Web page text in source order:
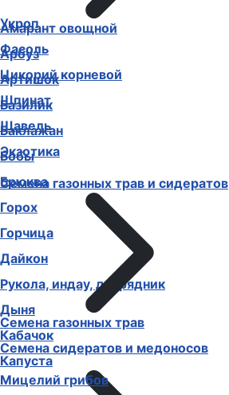
Амарант овощной
Арбуз
Артишок
Базилик
Баклажан
Бобы
Брюква
Горох
Горчица
Дайкон
Рукола, индау, двурядник
Дыня
Кабачок
Капуста
Укроп
Фасоль
Цикорий корневой
Шпинат
Щавель
Экзотика
Семена газонных трав и сидератов
Семена газонных трав
Семена сидератов и медоносов
Мицелий грибов